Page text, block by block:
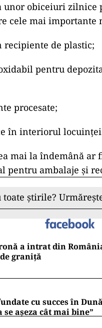
unor obiceiuri
cele mai importante
de plastic;
pentru
procesate;
în interiorul
mai la îndemână
pentru ambalaje și
știrile?
a intrat din
graniţă
cu succes în
așeza cât mai bine”